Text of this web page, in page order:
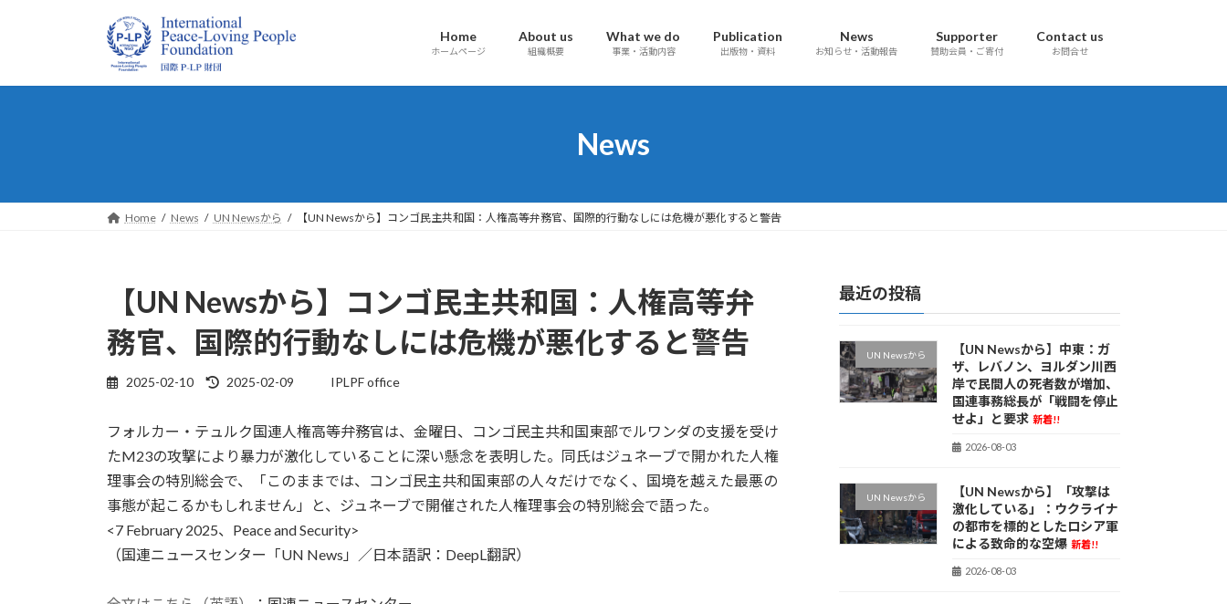
プ
動
Home
ホームページ
About us
組織概要
What we do
事業・活動内容
Publication
出版物・資料
News
お知らせ・活動報告
Supporter
賛助会員・ご寄付
Contact us
お問合せ
News
Home News UN Newsから 【UN Newsから】コンゴ民主共和国：人権高等弁務官、国際的行動なしには危機が悪化すると警告
【UN Newsから】コンゴ民主共和国：人権高等弁
務官、国際的行動なしには危機が悪化すると警告
2025-02-10
最
新
日
:
2025-02-09 IPLPF office
フォルカー・テュルク国連人権高等弁務官は、金曜日、コンゴ民主共和国東部でルワンダの支援を受け
たM23の攻撃により暴力が激化していることに深い懸念を表明した。同氏はジュネーブで開かれた人権
理事会の特別総会で、「このままでは、コンゴ民主共和国東部の人々だけでなく、国境を越えた最悪の
事態が起こるかもしれません」と、ジュネーブで開催された人権理事会の特別総会で語った。
<7 February 2025、Peace and Security>
（国連ニュースセンター「UN News」／日本語訳：DeepL翻訳）
最近の投稿
UN Newsから
【UN Newsから】中東：ガ
ザ、レバノン、ヨルダン川西
岸で民間人の死者数が増加、
国連事務総長が「戦闘を停止
せよ」と要求 新着!!
2026-08-03
UN Newsから
【UN Newsから】「攻撃は
激化している」：ウクライナ
の都市を標的としたロシア軍
による致命的な空爆 新着!!
2026-08-03